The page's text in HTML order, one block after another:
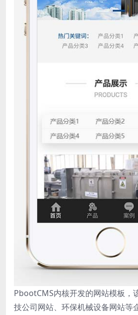
PbootCMS内核开发的网站模板，
技公司网站、环保机械设备网站等